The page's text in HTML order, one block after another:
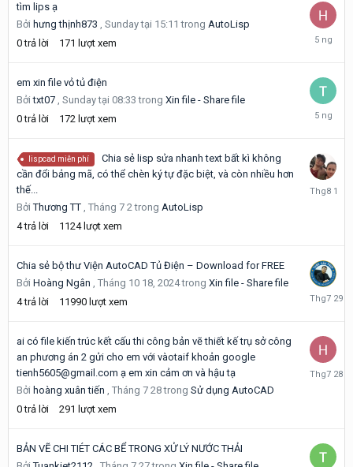
tìm lips ạ
Bởi hưng thịnh873 , Sunday tại 15:11trong AutoLisp
0 trả lời 171 lượt xem
Sunday
em xin file vỏ tủ điện
Bởitxt07 , Sunday tại 08:33trong Xin file - Share file
0 trả lời 172 lượt xem
Sunday
lispcad miễn phí
Chia sẻ lisp sửa nhanh text bất kì không
cần đổi bảng mã, có thể chèn ký tự đặc biệt, và còn nhiều hơn
thế...
BởiThương TT , Tháng 7 2trong AutoLisp
4 trả lời 1124 lượt xem
Tháng
Chia sẻ bộ thư Viện AutoCAD Tủ Điện – Download for FREE
Bởi Hoàng Ngân , Tháng 10 18, 2024trong Xin file - Share file
4 trả lời 11990 lượt xem
Tháng
ai có file kiến trúc kết cấu thi công bản vẽ thiết kế trụ sở công
an phương án 2 gửi cho em với vàotaif khoản google
tienh5605@gmail.com ạ em xin cảm ơn và hậu tạ
Bởi hoàng xuân tiến , Tháng 7 28trong Sử dụng AutoCAD
0 trả lời 291 lượt xem
Tháng
BẢN VẼ CHI TIÉT CÁC BỂ TRONG XỬ LÝ NƯỚC THẢI